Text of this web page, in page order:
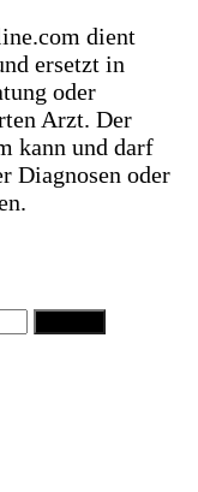
dient
ersetzt in
oder
Arzt. Der
kann und darf
Diagnosen oder